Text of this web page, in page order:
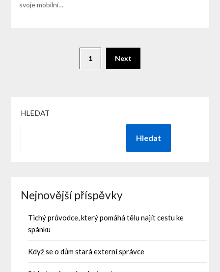
svoje mobilní…
1 Next
HLEDAT
Hledat
Nejnovější příspěvky
Tichý průvodce, který pomáhá tělu najít cestu ke
spánku
Když se o dům stará externí správce